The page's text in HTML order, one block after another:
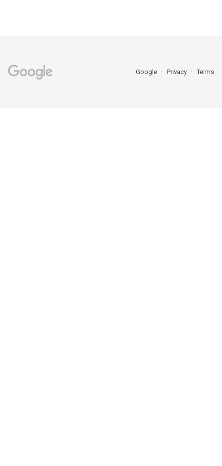
Google Privacy Terms